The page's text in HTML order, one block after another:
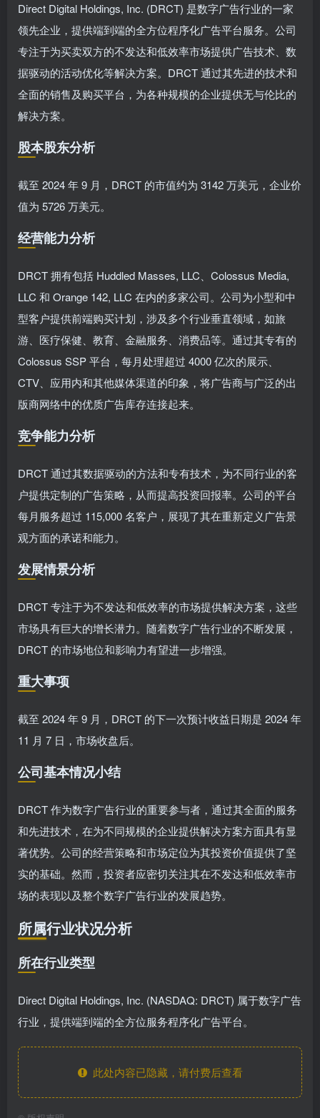
Direct Digital Holdings, Inc. (DRCT) 是数字广告行业的一家
领先企业，提供端到端的全方位程序化广告平台服务。公司
专注于为买卖双方的不发达和低效率市场提供广告技术、数
据驱动的活动优化等解决方案。DRCT 通过其先进的技术和
全面的销售及购买平台，为各种规模的企业提供无与伦比的
解决方案。
股本股东分析
截至 2024 年 9 月，DRCT 的市值约为 3142 万美元，企业价
值为 5726 万美元。
经营能力分析
DRCT 拥有包括 Huddled Masses, LLC、Colossus Media,
LLC 和 Orange 142, LLC 在内的多家公司。公司为小型和中
型客户提供前端购买计划，涉及多个行业垂直领域，如旅
游、医疗保健、教育、金融服务、消费品等。通过其专有的
Colossus SSP 平台，每月处理超过 4000 亿次的展示、
CTV、应用内和其他媒体渠道的印象，将广告商与广泛的出
版商网络中的优质广告库存连接起来。
竞争能力分析
DRCT 通过其数据驱动的方法和专有技术，为不同行业的客
户提供定制的广告策略，从而提高投资回报率。公司的平台
每月服务超过 115,000 名客户，展现了其在重新定义广告景
观方面的承诺和能力。
发展情景分析
DRCT 专注于为不发达和低效率的市场提供解决方案，这些
市场具有巨大的增长潜力。随着数字广告行业的不断发展，
DRCT 的市场地位和影响力有望进一步增强。
重大事项
截至 2024 年 9 月，DRCT 的下一次预计收益日期是 2024 年
11 月 7 日，市场收盘后。
公司基本情况小结
DRCT 作为数字广告行业的重要参与者，通过其全面的服务
和先进技术，在为不同规模的企业提供解决方案方面具有显
著优势。公司的经营策略和市场定位为其投资价值提供了坚
实的基础。然而，投资者应密切关注其在不发达和低效率市
场的表现以及整个数字广告行业的发展趋势。
所属行业状况分析
所在行业类型
Direct Digital Holdings, Inc. (NASDAQ: DRCT) 属于数字广告
行业，提供端到端的全方位服务程序化广告平台。
此处内容已隐藏，请付费后查看